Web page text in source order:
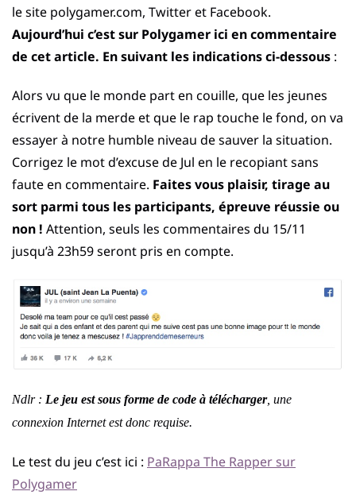
le site polygamer.com, Twitter et Facebook.
Aujourd’hui c’est sur Polygamer ici en commentaire
de cet article. En suivant les indications ci-dessous :
Alors vu que le monde part en couille, que les jeunes
écrivent de la merde et que le rap touche le fond, on va
essayer à notre humble niveau de sauver la situation.
Corrigez le mot d’excuse de Jul en le recopiant sans
faute en commentaire. Faites vous plaisir, tirage au
sort parmi tous les participants, épreuve réussie ou
non ! Attention, seuls les commentaires du 15/11
jusqu’à 23h59 seront pris en compte.
Ndlr : Le jeu est sous forme de code à télécharger, une
connexion Internet est donc requise.
Le test du jeu c’est ici : PaRappa The Rapper sur
Polygamer